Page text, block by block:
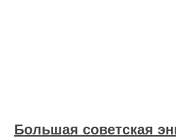
Большая советская